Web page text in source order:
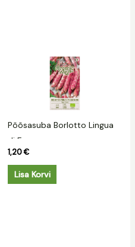
Põõsasuba Borlotto Lingua
di Fuoso
1,20€
Lisa Korvi